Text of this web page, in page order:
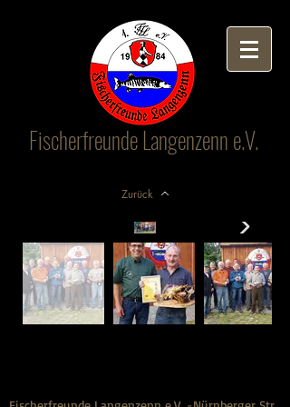
Fischerfreunde Langenzenn e.V.
Zurück